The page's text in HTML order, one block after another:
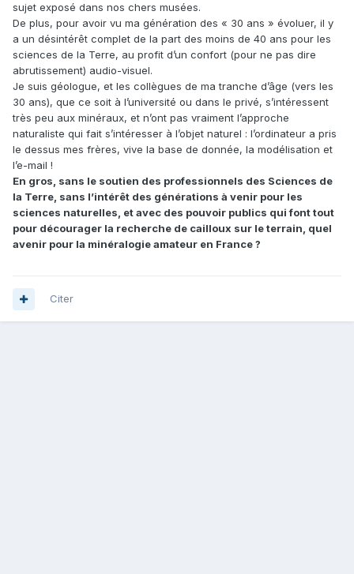
sujet exposé dans nos chers musées.
De plus, pour avoir vu ma génération des « 30 ans » évoluer, il y
a un désintérêt complet de la part des moins de 40 ans pour les
sciences de la Terre, au profit d’un confort (pour ne pas dire
abrutissement) audio-visuel.
Je suis géologue, et les collègues de ma tranche d’âge (vers les
30 ans), que ce soit à l’université ou dans le privé, s’intéressent
très peu aux minéraux, et n’ont pas vraiment l’approche
naturaliste qui fait s’intéresser à l’objet naturel : l’ordinateur a pris
le dessus mes frères, vive la base de donnée, la modélisation et
l’e-mail !
En gros, sans le soutien des professionnels des Sciences de
la Terre, sans l’intérêt des générations à venir pour les
sciences naturelles, et avec des pouvoir publics qui font tout
pour décourager la recherche de cailloux sur le terrain, quel
avenir pour la minéralogie amateur en France ?
Citer